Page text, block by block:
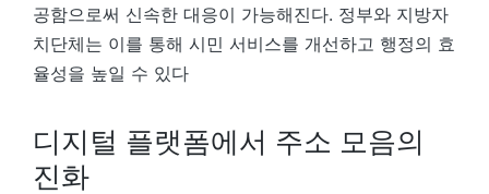
공함으로써 신속한 대응이 가능해진다. 정부와 지방자
치단체는 이를 통해 시민 서비스를 개선하고 행정의 효
율성을 높일 수 있다
디지털 플랫폼에서 주소 모음의
진화